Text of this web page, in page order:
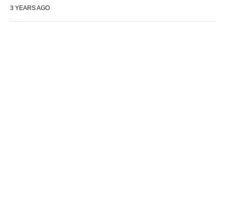
3 YEARS AGO